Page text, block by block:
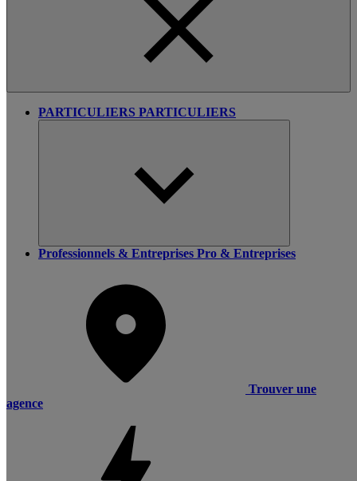
PARTICULIERS PARTICULIERS
Professionnels & Entreprises Pro & Entreprises
Trouver une
agence